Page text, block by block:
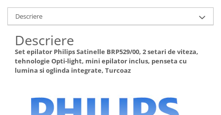
Descriere
Descriere
Set epilator Philips Satinelle BRP529/00, 2 setari de viteza,
tehnologie Opti-light, mini epilator inclus, penseta cu
lumina si oglinda integrate, Turcoaz